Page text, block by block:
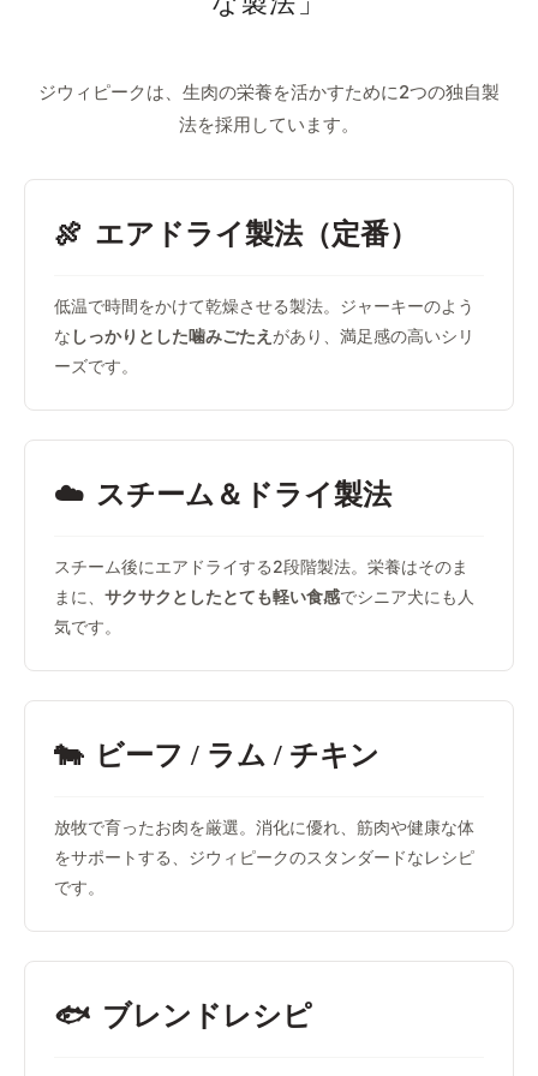
ジウィピークは、生肉の栄養を活かすために2つの独自製
法を採用しています。
🍖 エアドライ製法（定番）
低温で時間をかけて乾燥させる製法。ジャーキーのよう
な しっかりとした噛みごたえ があり、満足感の高いシリ
ーズです。
☁️ スチーム＆ドライ製法
スチーム後にエアドライする2段階製法。栄養はそのま
まに、 サクサクとしたとても軽い食感でシニア犬にも人
気です。
🐄 ビーフ / ラム / チキン
放牧で育ったお肉を厳選。消化に優れ、筋肉や健康な体
をサポートする、ジウィピークのスタンダードなレシピ
です。
🐟 ブレンドレシピ